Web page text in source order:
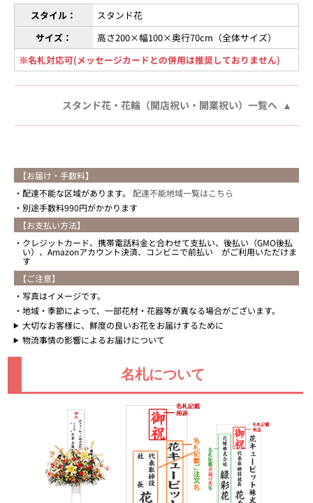
スタイル：
スタンド花
サイズ：
高さ200×幅100×奥行70cm（全体サイズ）
※名札対応可(メッセージカードとの併用は推奨しておりません)
スタンド花・花輪（開店祝い・開業祝い）一覧へ
【お届け・手数料】
配達不能な区域があります。 配達不能地域一覧はこちら
別途手数料990円がかかります
【お支払い方法】
クレジットカード、携帯電話料金と合わせて支払い、後払い（GMO後払
い）、Amazonアカウント決済、コンビニで前払い がご利用いただけま
す
【ご注意】
写真はイメージです。
地域・季節によって、一部花材・花器等が異なる場合がございます。
大切なお客様に、鮮度の良いお花をお届けするために
物流事情の影響によるお届けについて
名札について